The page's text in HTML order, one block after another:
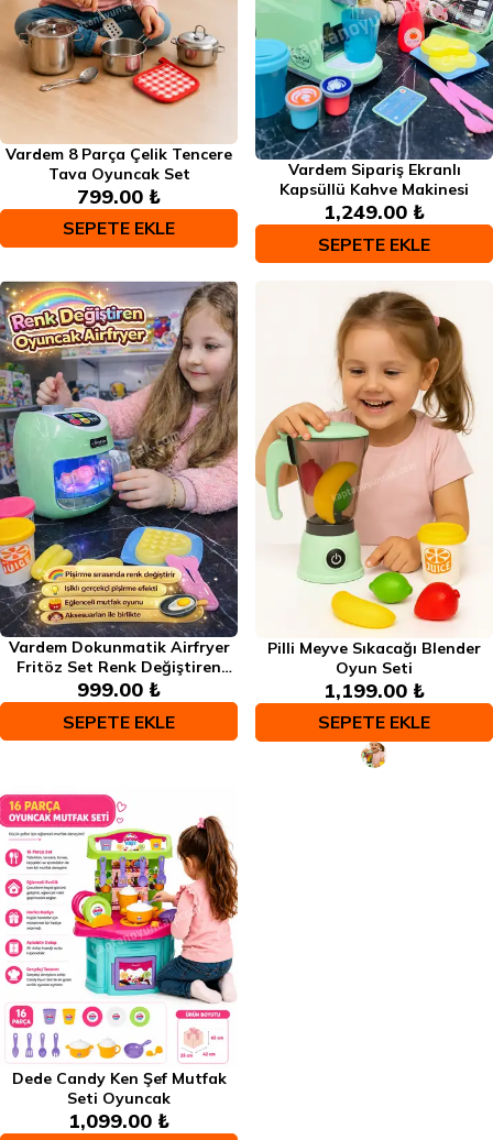
SEPETE EKLE
Vardem 8 Parça Çelik Tencere
Tava Oyuncak Set
799.00 ₺
SEPETE EKLE
Vardem Sipariş Ekranlı
Kapsüllü Kahve Makinesi
1,249.00 ₺
SEPETE EKLE
Vardem Dokunmatik Airfryer
Fritöz Set Renk Değiştiren
Gıdalar Aksesuarlı Oyun Seti
999.00 ₺
SEPETE EKLE
Pilli Meyve Sıkacağı Blender
Oyun Seti
1,199.00 ₺
Dede Candy Ken Şef Mutfak
Seti Oyuncak
1,099.00 ₺